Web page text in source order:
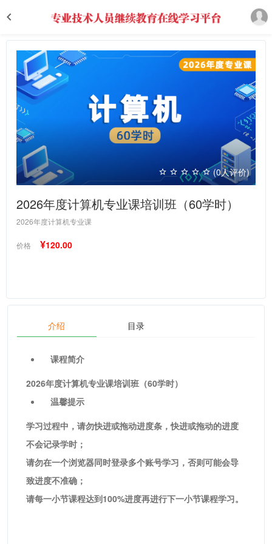
(0人评价)
2026年度计算机专业课培训班（60学时）
2026年度计算机专业课
价格 ¥120.00
介绍 目录
课程简介
2026年度计算机专业课培训班（60学时）
温馨提示
学习过程中，请勿快进或拖动进度条，快进或拖动的进度
不会记录学时；
请勿在一个浏览器同时登录多个账号学习，否则可能会导
致进度不准确；
请每一小节课程达到100%进度再进行下一小节课程学习。